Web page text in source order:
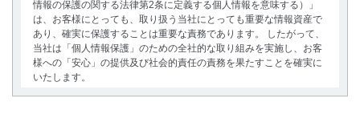
情報の保護の関する法律第2条に定義する個人情報を意味する）」
は、お客様にとっても、取り扱う当社にとっても重要な情報資産で
あり、確実に保護することは重要な責務であります。 したがって、
当社は「個人情報保護」のための全社的な取り組みを実施し、お客
様への「安心」の提供及び社会的責任の責務を果たすことを確実に
いたします。